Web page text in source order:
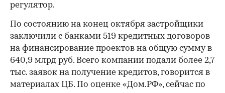
регулятор.
По состоянию на конец октября застройщики
заключили с банками 519 кредитных договоров
на финансирование проектов на общую сумму в
640,9 млрд руб. Всего компании подали более 2,7
тыс. заявок на получение кредитов, говорится в
материалах ЦБ. По оценке «Дом.РФ», сейчас по